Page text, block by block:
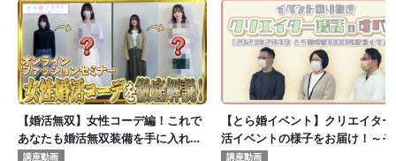
【婚活無双】女性コーデ編！これで
あなたも婚活無双装備を手に入れ
ろ！とら婚コネクト✖️HERO
講座動画
【とら婚イベント】クリエイタ
活イベントの様子をお届け！～そ
①～
講座動画